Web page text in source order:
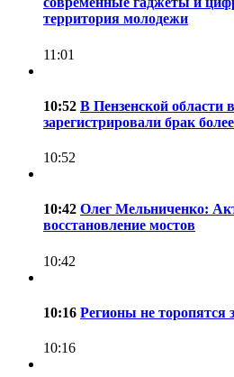
территория молодежи
11:01
10:52 В Пензенской области
зарегистрировали брак
10:52
10:42 Олег Мельниченко:
восстановление мостов
10:42
10:16 Регионы не торопятся
10:16